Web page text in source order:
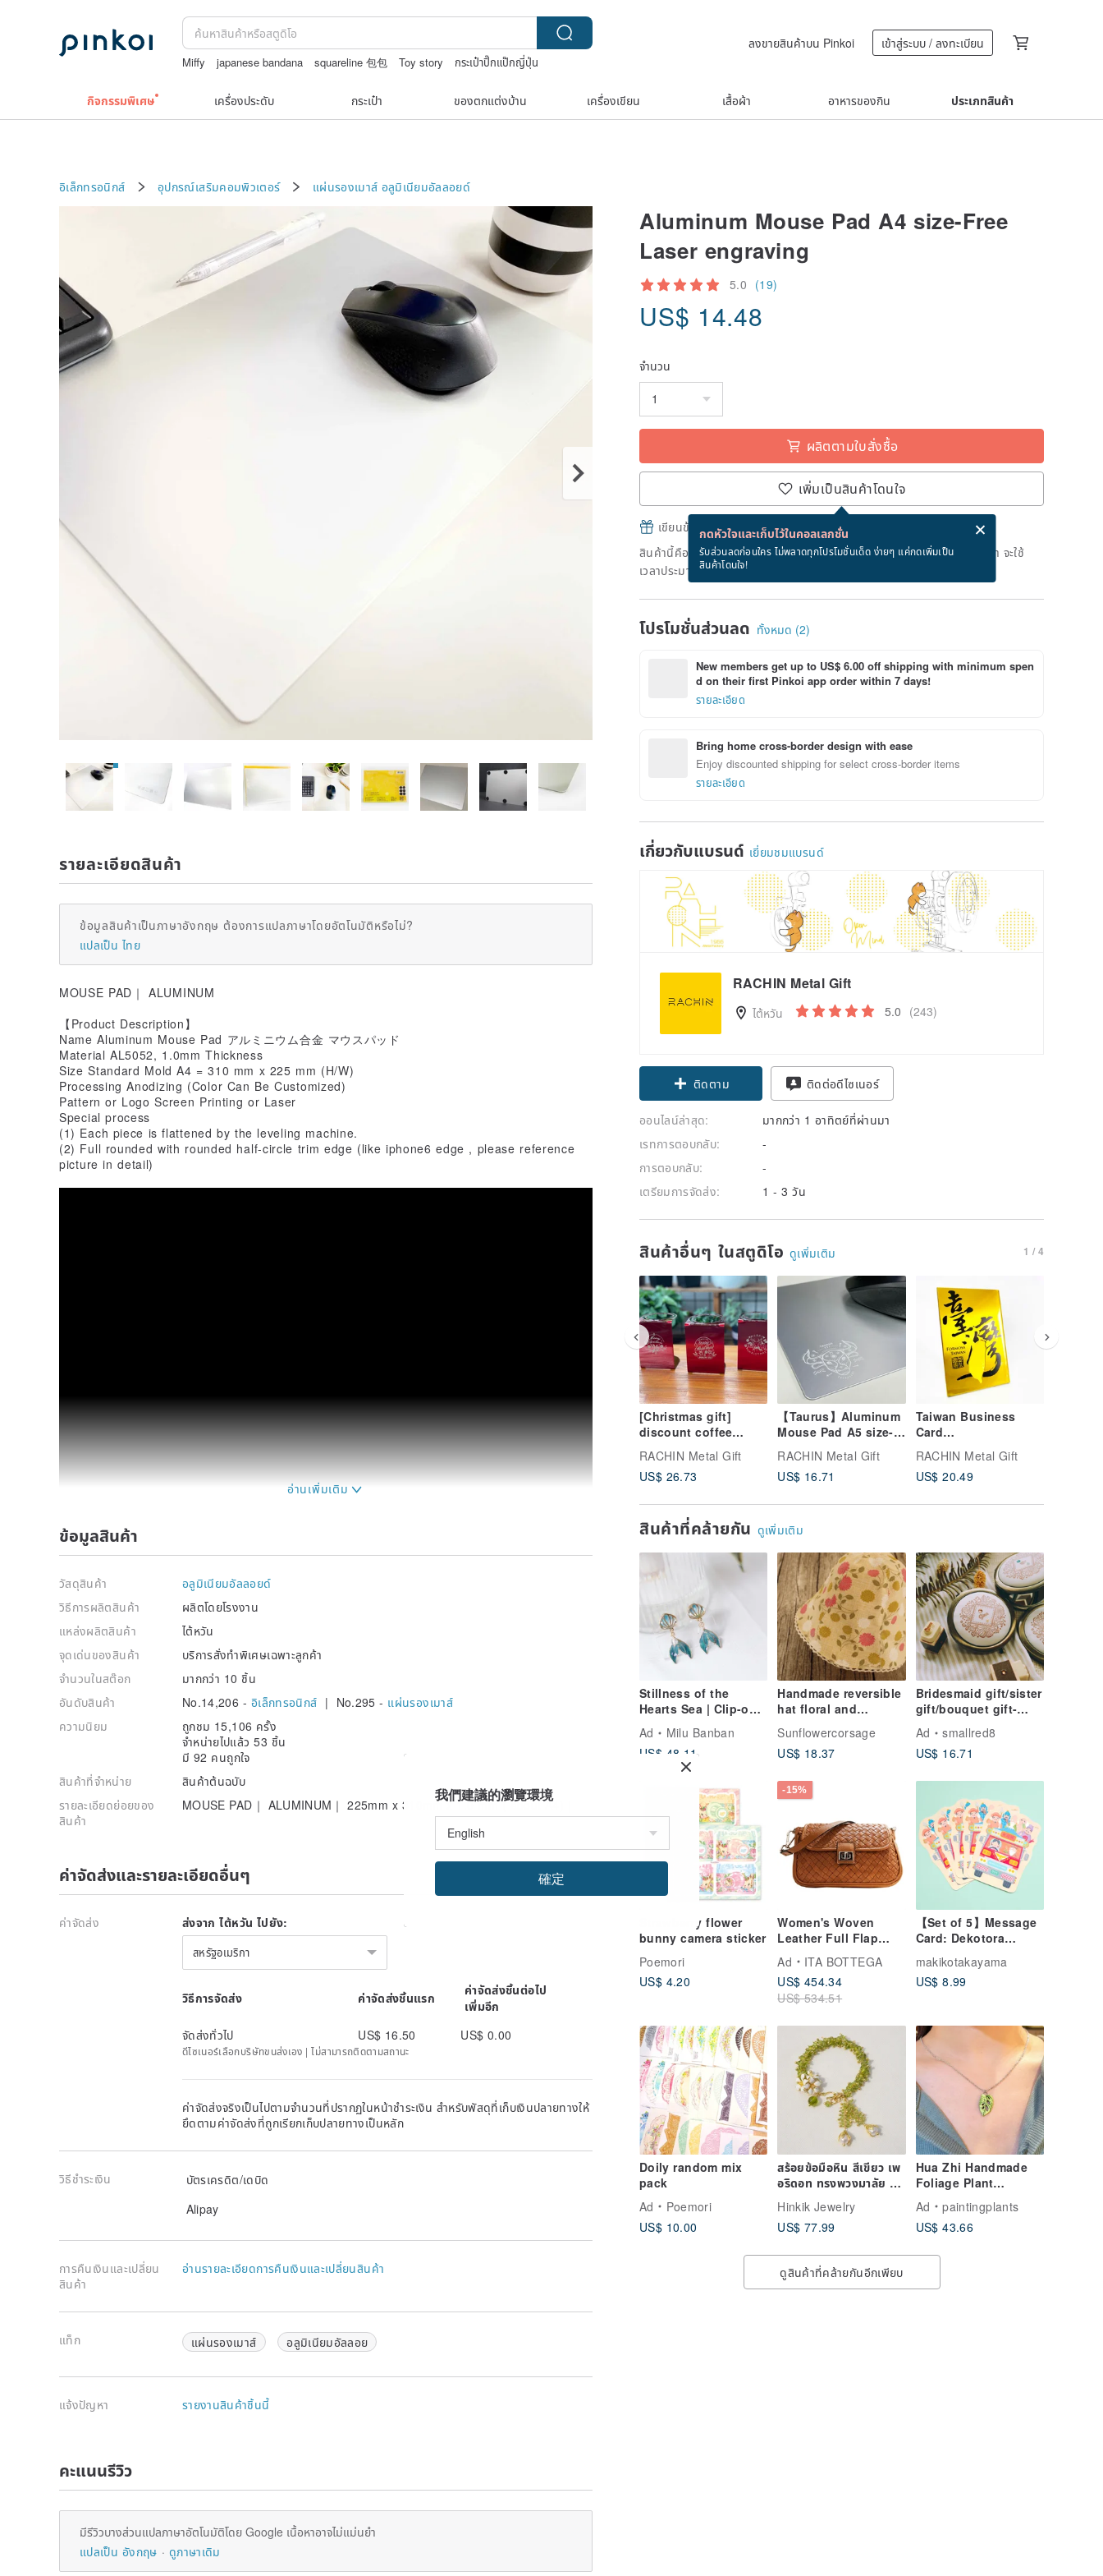
Miffy japanese bandana squareline 包包 Toy story
กระเป๋าปิ๊กแป๊กญี่ปุ่น
ลงขายสินค้าบน Pinkoi เข้าสู่ระบบ / ลงทะเบียน
กิจกรรมพิเศษ เครื่องประดับ กระเป๋า ของตกแต่งบ้าน เครื่องเขียน เสื้อผ้า อาหารของกิน ประเภทสินค้า
อิเล็กทรอนิกส์ อุปกรณ์เสริมคอมพิวเตอร์ แผ่นรองเมาส์ อลูมิเนียมอัลลอยด์
Aluminum Mouse Pad A4 size-Free
Laser engraving
5.0 (19)
US$ 14.48
จำนวน
ผลิตตามใบสั่งซื้อ
เพิ่มเป็นสินค้าโดนใจ
กดหัวใจและเก็บไว้ในคอลเลกชั่น
รับส่วนลดก่อนใคร ไม่พลาดทุกโปรโมชั่นเด็ด ง่ายๆ แค่กดเพิ่มเป็น
สินค้าโดนใจ!
เขียนข้อความและส่ง eCard ฟรีเมื่อซื้อสินค้า!
สินค้านี้คือ "สินค้าผลิตตามใบสั่งซื้อ" หลังจากที่ชำระเงินถึงวันที่จะจัดส่งสินค้า จะใช้
เวลาประมาณ 3 วันทางการในการผลิตสินค้า (ไม่รวมวันหยุด)
โปรโมชั่นส่วนลด ทั้งหมด (2)
New members get up to US$ 6.00 off shipping with minimum spen
d on their first Pinkoi app order within 7 days!
รายละเอียด
Bring home cross-border design with ease
Enjoy discounted shipping for select cross-border items
รายละเอียด
เกี่ยวกับแบรนด์ เยี่ยมชมแบรนด์
RACHIN Metal Gift
ไต้หวัน 5.0 (243)
ติดตาม ติดต่อดีไซเนอร์
ออนไลน์ล่าสุด:
มากกว่า 1 อาทิตย์ที่ผ่านมา
เรทการตอบกลับ:
-
การตอบกลับ:
-
เตรียมการจัดส่ง:
1 - 3 วัน
สินค้าอื่นๆ ในสตูดิโอ ดูเพิ่มเติม 1 / 4
[Christmas gift]
discount coffee
stand / Christmas
New Year's Eve
version / free name
bag
RACHIN Metal Gift
US$ 26.73
【Taurus】Aluminum
Mouse Pad A5 size-
Free Laser engraving
RACHIN Metal Gift
US$ 16.71
Taiwan Business
Card
Holder_calligraphy
word_golden
RACHIN Metal Gift
US$ 20.49
สินค้าที่คล้ายกัน ดูเพิ่มเติม
Stillness of the
Hearts Sea | Clip-on
Earrings
Ad
Milu Banban
US$ 48.11
Handmade reversible
hat floral and
japanese pattern
Sunflowercorsage
US$ 18.37
Bridesmaid gift/sister
gift/bouquet gift-
Secret garden
portable mirror
(customized name
Ad
smallred8
US$ 16.71
Strawberry flower
bunny camera sticker
Poemori
US$ 4.20
-15%
Women's Woven
Leather Full Flap
Ad
ITA BOTTEGA
US$ 454.34
US$ 534.51
【Set of 5】Message
Card: Dekotora
makikotakayama
US$ 8.99
Doily random mix
pack
Ad
Poemori
US$ 10.00
สร้อยข้อมือหิน สีเขียว เพ
อริดอท ทรงพวงมาลัย 2
มุกแท้
Hinkik Jewelry
US$ 77.99
Hua Zhi Handmade
Foliage Plant
Ad
paintingplants
US$ 43.66
ดูสินค้าที่คล้ายกันอีกเพียบ
รายละเอียดสินค้า
ข้อมูลสินค้าเป็นภาษาอังกฤษ ต้องการแปลภาษาโดยอัตโนมัติหรือไม่?
แปลเป็น ไทย
MOUSE PAD｜ ALUMINUM
【Product Description】
Name Aluminum Mouse Pad アルミニウム合金 マウスパッド
Material AL5052, 1.0mm Thickness
Size Standard Mold A4 = 310 mm x 225 mm (H/W)
Processing Anodizing (Color Can Be Customized)
Pattern or Logo Screen Printing or Laser
Special process
(1) Each piece is flattened by the leveling machine.
(2) Full rounded with rounded half-circle trim edge (like iphone6 edge , please reference
picture in detail)
Youtube：
中天新聞 老牌鐵工廠重生 第三代創業改賣伴手禮
ข้อมูลสินค้า
วัสดุสินค้า
อลูมิเนียมอัลลอยด์
วิธีการผลิตสินค้า
ผลิตโดยโรงงาน
แหล่งผลิตสินค้า
ไต้หวัน
จุดเด่นของสินค้า
บริการสั่งทำพิเศษเฉพาะลูกค้า
จำนวนในสต๊อก
มากกว่า 10 ชิ้น
อันดับสินค้า
No.14,206 - อิเล็กทรอนิกส์ | No.295 - แผ่นรองเมาส์
ความนิยม
ถูกชม 15,106 ครั้ง
จำหน่ายไปแล้ว 53 ชิ้น
มี 92 คนถูกใจ
สินค้าที่จำหน่าย
สินค้าต้นฉบับ
รายละเอียดย่อยของ
สินค้า
MOUSE PAD｜ ALUMINUM｜ 225mm x 310mm x 1.0 mm ( about A4)｜
ค่าจัดส่งและรายละเอียดอื่นๆ
ค่าจัดส่ง ส่งจาก ไต้หวัน ไปยัง:
สหรัฐอเมริกา
วิธีการจัดส่ง ค่าจัดส่งชิ้นแรก
ค่าจัดส่งชิ้นต่อไป
เพิ่มอีก
จัดส่งทั่วไป
US$ 16.50 US$ 0.00
ดีไซเนอร์เลือกบริษัทขนส่งเอง | ไม่สามารถติดตามสถานะ
ค่าจัดส่งจริงเป็นไปตามจำนวนที่ปรากฏในหน้าชำระเงิน สำหรับพัสดุที่เก็บเงินปลายทางให้
ยึดตามค่าจัดส่งที่ถูกเรียกเก็บปลายทางเป็นหลัก
วิธีชำระเงิน
บัตรเครดิต/เดบิด
Alipay
การคืนเงินและเปลี่ยน
สินค้า
อ่านรายละเอียดการคืนเงินและเปลี่ยนสินค้า
แท็ก แผ่นรองเมาส์ อลูมิเนียมอัลลอย
แจ้งปัญหา รายงานสินค้าชิ้นนี้
คะแนนรีวิว
มีรีวิวบางส่วนแปลภาษาอัตโนมัติโดย Google เนื้อหาอาจไม่แม่นยำ
แปลเป็น อังกฤษ
ดูภาษาเดิม
我們建議的瀏覽環境
確定